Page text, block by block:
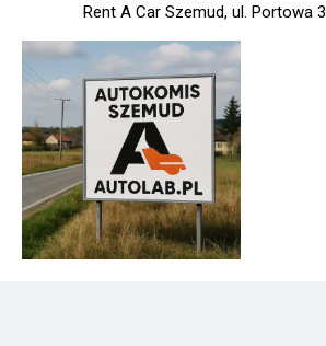
Rent A Car Szemud, ul. Portowa 3